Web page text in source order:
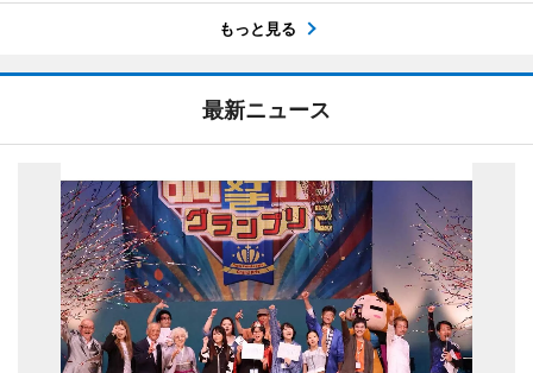
もっと見る
最新ニュース